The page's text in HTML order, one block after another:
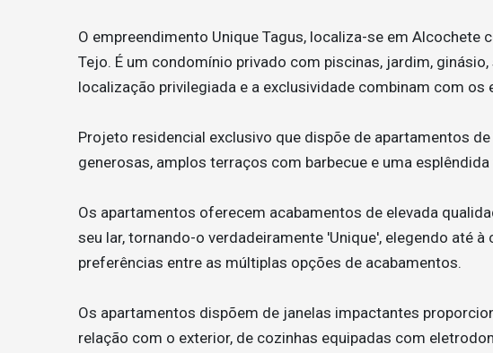
O empreendimento Unique Tagus, localiza-se em Alcochete
Tejo. É um condomínio privado com piscinas, jardim,
localização privilegiada e a exclusividade combinam com os
Projeto residencial exclusivo que dispõe de apartamentos
generosas, amplos terraços com barbecue e uma
Os apartamentos oferecem acabamentos de elevada
seu lar, tornando-o verdadeiramente 'Unique', elegendo até
preferências entre as múltiplas opções de acabamentos.
Os apartamentos dispõem de janelas impactantes
relação com o exterior, de cozinhas equipadas com